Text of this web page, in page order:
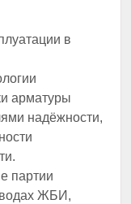
в
арматуры
надёжности,
партии
ЖБИ,